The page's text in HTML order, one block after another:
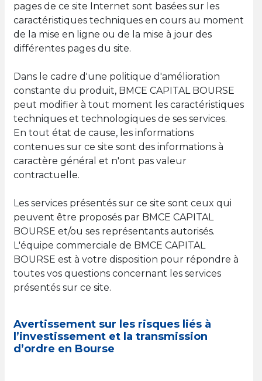
pages de ce site Internet sont basées sur les
caractéristiques techniques en cours au moment
de la mise en ligne ou de la mise à jour des
différentes pages du site.
Dans le cadre d'une politique d'amélioration
constante du produit, BMCE CAPITAL BOURSE
peut modifier à tout moment les caractéristiques
techniques et technologiques de ses services.
En tout état de cause, les informations
contenues sur ce site sont des informations à
caractère général et n'ont pas valeur
contractuelle.
Les services présentés sur ce site sont ceux qui
peuvent être proposés par BMCE CAPITAL
BOURSE et/ou ses représentants autorisés.
L'équipe commerciale de BMCE CAPITAL
BOURSE est à votre disposition pour répondre à
toutes vos questions concernant les services
présentés sur ce site.
Avertissement sur les risques liés à
l’investissement et la transmission
d’ordre en Bourse